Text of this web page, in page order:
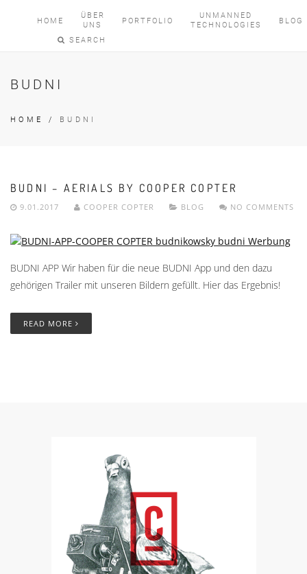
HOME
ÜBER
UNS
PORTFOLIO
UNMANNED
TECHNOLOGIES
BLOG
SEARCH
BUDNI
HOME / BUDNI
BUDNI – AERIALS BY COOPER COPTER
9.01.2017 COOPER COPTER BLOG NO COMMENTS
BUDNI APP Wir haben für die neue BUDNI App und den dazu
gehörigen Trailer mit unseren Bildern gefüllt. Hier das Ergebnis!
READ MORE